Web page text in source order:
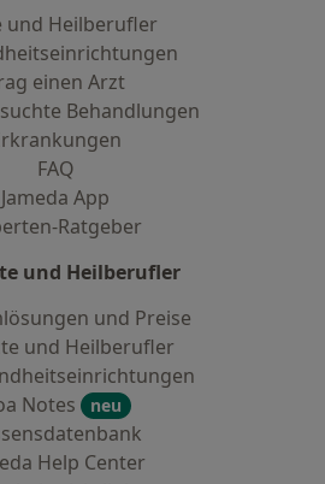
und Heilberufler
einen Arzt
Behandlungen
FAQ
Jameda App
Ratgeber
und Heilberufler
und Preise
und Heilberufler
Notes
neu
Help Center